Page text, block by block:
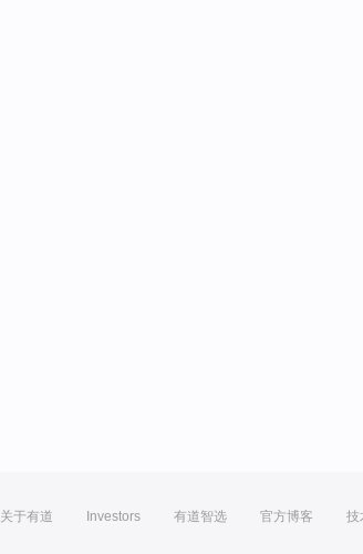
关于有道 Investors 有道智选 官方博客 技